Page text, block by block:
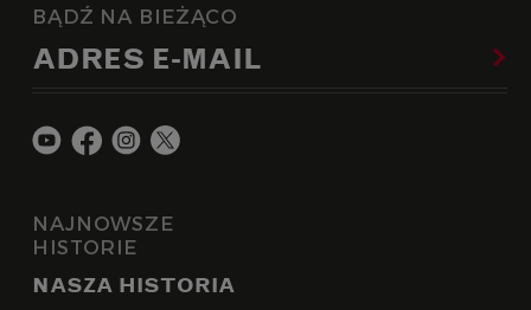
BĄDŹ NA BIEŻĄCO
ADRES E-MAIL
NAJNOWSZE
HISTORIE
NASZA HISTORIA